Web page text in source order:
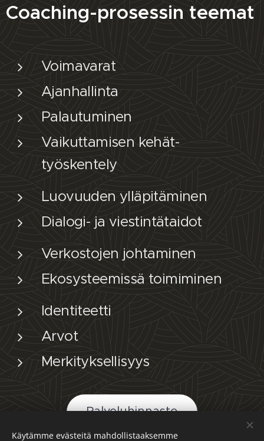
Coaching-prosessin teemat
Voimavarat
Ajanhallinta
Palautuminen
Vaikuttamisen kehät-
työskentely
Luovuuden ylläpitäminen
Dialogi- ja viestintätaidot
Verkostojen johtaminen
Ekosysteemissä toimiminen
Identiteetti
Arvot
Merkityksellisyys
Palveluhinnasto
Käytämme evästeitä mahdollistaaksemme